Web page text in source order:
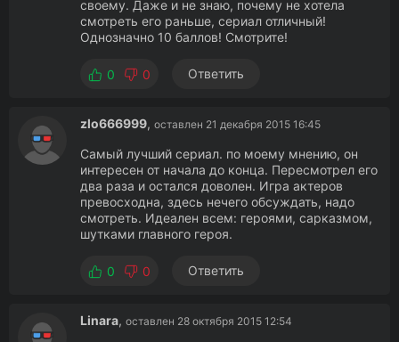
своему. Даже и не знаю, почему не хотела
смотреть его раньше, сериал отличный!
Однозначно 10 баллов! Смотрите!
0 0 Ответить
zlo666999, оставлен 21 декабря 2015 16:45
Самый лучший сериал. по моему мнению, он
интересен от начала до конца. Пересмотрел его
два раза и остался доволен. Игра актеров
превосходна, здесь нечего обсуждать, надо
смотреть. Идеален всем: героями, сарказмом,
шутками главного героя.
0 0 Ответить
Linara, оставлен 28 октября 2015 12:54